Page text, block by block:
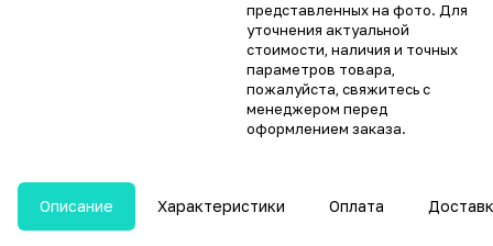
представленных на фото. Для
уточнения актуальной
стоимости, наличия и точных
параметров товара,
пожалуйста, свяжитесь с
менеджером перед
оформлением заказа.
Описание Характеристики Оплата